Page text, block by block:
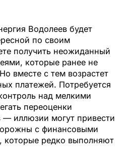
Водолеев будет
по своим
получить неожиданный
которые ранее не
вместе с тем возрастет
платежей. Потребуется
над мелкими
переоценки
— иллюзии могут привести
с финансовыми
редко выполняют